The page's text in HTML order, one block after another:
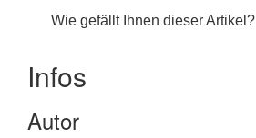
Wie gefällt Ihnen dieser Artikel?
Infos
Autor